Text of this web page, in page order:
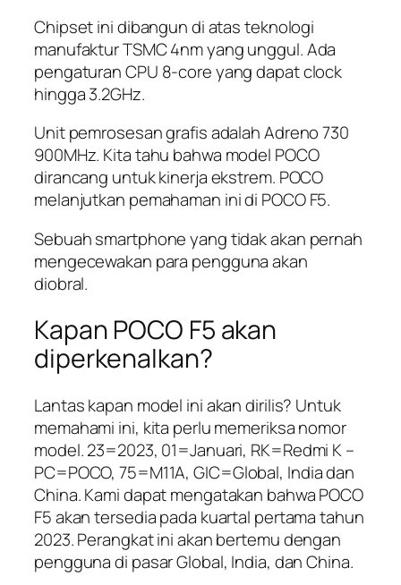
Chipset ini dibangun di atas teknologi
manufaktur TSMC 4nm yang unggul. Ada
pengaturan CPU 8-core yang dapat clock
hingga 3.2GHz.
Unit pemrosesan grafis adalah Adreno 730
900MHz. Kita tahu bahwa model POCO
dirancang untuk kinerja ekstrem. POCO
melanjutkan pemahaman ini di POCO F5.
Sebuah smartphone yang tidak akan pernah
mengecewakan para pengguna akan
diobral.
Kapan POCO F5 akan
diperkenalkan?
Lantas kapan model ini akan dirilis? Untuk
memahami ini, kita perlu memeriksa nomor
model. 23=2023, 01=Januari, RK=Redmi K –
PC=POCO, 75=M11A, GIC=Global, India dan
China. Kami dapat mengatakan bahwa POCO
F5 akan tersedia pada kuartal pertama tahun
2023. Perangkat ini akan bertemu dengan
pengguna di pasar Global, India, dan China.